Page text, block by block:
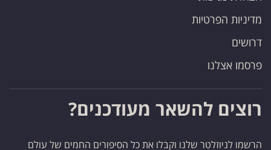
מדיניות הפרטיות
דרושים
פרסמו אצלנו
רוצים להשאר מעודכנים?
הרשמו לניוזלטר שלנו וקבלו את כל הסיפורים החמים של עולם